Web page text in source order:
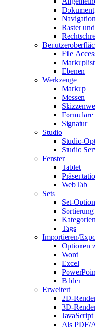
Dokument
Navigation
Raster
File
Ebenen
Werkzeuge
Markup
Messen
Formulare
Signatur
Studio
Studio-
Studio
Fenster
Tablet
WebTab
Sets
Set-
Sortierung
Kategorien
Tags
Importieren/
Optionen
Word
Excel
Bilder
Erweitert
2D-
3D-
JavaScript
Als PDF/